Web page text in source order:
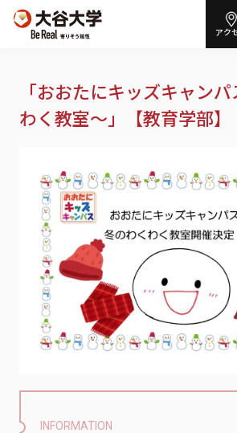
アク
「おおたにキッズキャン
わく教室～」【教育学部】
INFORMATION